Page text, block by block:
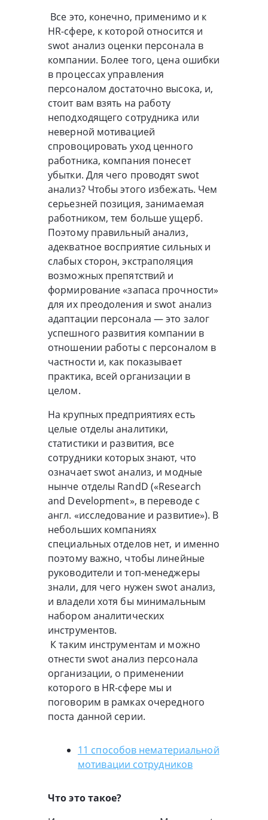
Все это, конечно, применимо и к
HR-сфере, к которой относится и
swot анализ оценки персонала в
компании. Более того, цена ошибки
в процессах управления
персоналом достаточно высока, и,
стоит вам взять на работу
неподходящего сотрудника или
неверной мотивацией
спровоцировать уход ценного
работника, компания понесет
убытки. Для чего проводят swot
анализ? Чтобы этого избежать. Чем
серьезней позиция, занимаемая
работником, тем больше ущерб.
Поэтому правильный анализ,
адекватное восприятие сильных и
слабых сторон, экстраполяция
возможных препятствий и
формирование «запаса прочности»
для их преодоления и swot анализ
адаптации персонала — это залог
успешного развития компании в
отношении работы с персоналом в
частности и, как показывает
практика, всей организации в
целом.
На крупных предприятиях есть
целые отделы аналитики,
статистики и развития, все
сотрудники которых знают, что
означает swot анализ, и модные
нынче отделы RandD («Research
and Development», в переводе с
англ. «исследование и развитие»). В
небольших компаниях
специальных отделов нет, и именно
поэтому важно, чтобы линейные
руководители и топ-менеджеры
знали, для чего нужен swot анализ,
и владели хотя бы минимальным
набором аналитических
инструментов.
К таким инструментам и можно
отнести swot анализ персонала
организации, о применении
которого в HR-сфере мы и
поговорим в рамках очередного
поста данной серии.
11 способов нематериальной
мотивации сотрудников
Что это такое?